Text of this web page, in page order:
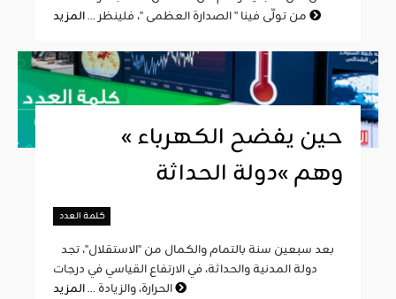
من تولّى فينا " الصدارة العظمى "، فلينظر ...
« حين يفضح الكهرباء
وهم »دولة الحداثة
كلمة العدد
دولة المدنية والحداثة، في الارتفاع القياسي في درجات
الحرارة، والزيادة ...